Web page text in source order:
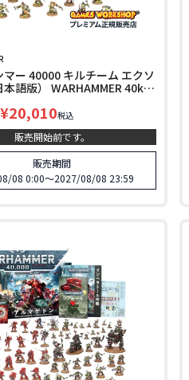
マー 40000 キルチーム エクソ
語版） WARHAMMER 40k
¥20,010税込
販売開始前です。
販売期間
08 0:00〜2027/08/08 23:59